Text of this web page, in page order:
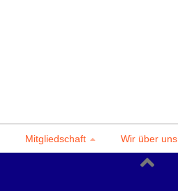
Mitgliedschaft Wir über uns